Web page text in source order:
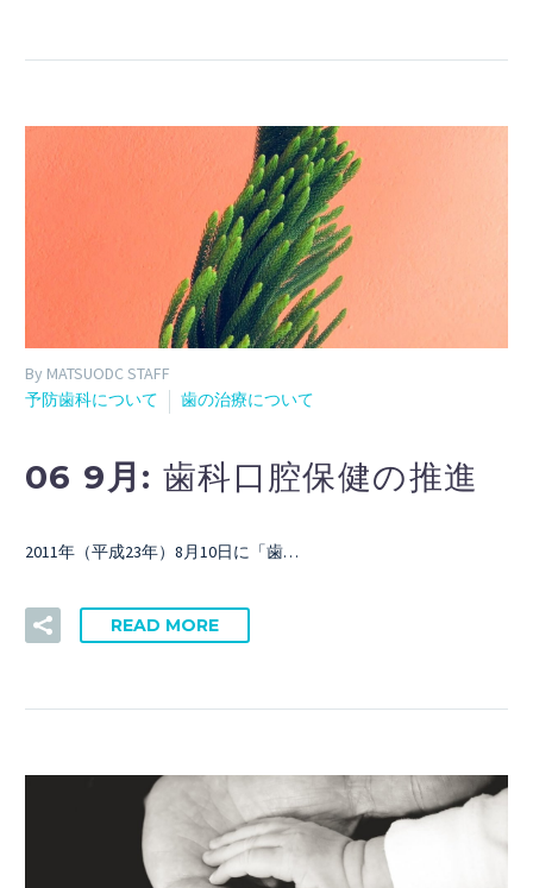
By MATSUODC STAFF
予防歯科について
歯の治療について
06 9月: 歯科口腔保健の推進
2011年（平成23年）8月10日に「歯…
READ MORE